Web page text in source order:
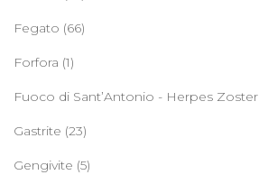
Fegato (66)
Forfora (1)
Fuoco di Sant’Antonio - Herpes Zoster
Gastrite (23)
Gengivite (5)